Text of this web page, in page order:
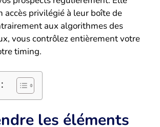
accès privilégié à leur boîte de
aux algorithmes des
vous contrôlez entièrement votre
timing.
les éléments